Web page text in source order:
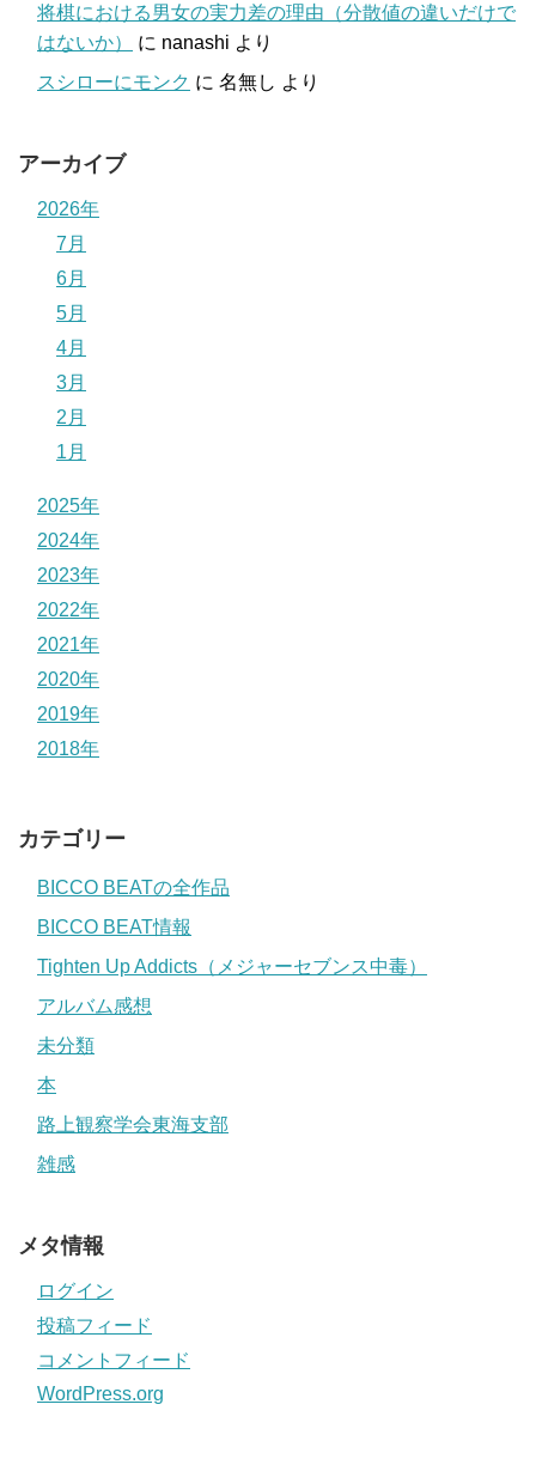
将棋における男女の実力差の理由（分散値の違いだけで
はないか）
に nanashi より
スシローにモンク に 名無し より
アーカイブ
2026年
7月
6月
5月
4月
3月
2月
1月
2025年
2024年
2023年
2022年
2021年
2020年
2019年
2018年
カテゴリー
BICCO BEATの全作品
BICCO BEAT情報
Tighten Up Addicts（メジャーセブンス中毒）
アルバム感想
未分類
本
路上観察学会東海支部
雑感
メタ情報
ログイン
投稿フィード
コメントフィード
WordPress.org